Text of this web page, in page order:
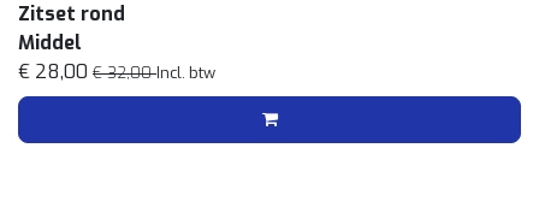
Zitset rond
Middel
€ 28,00 € 32,00Incl. btw